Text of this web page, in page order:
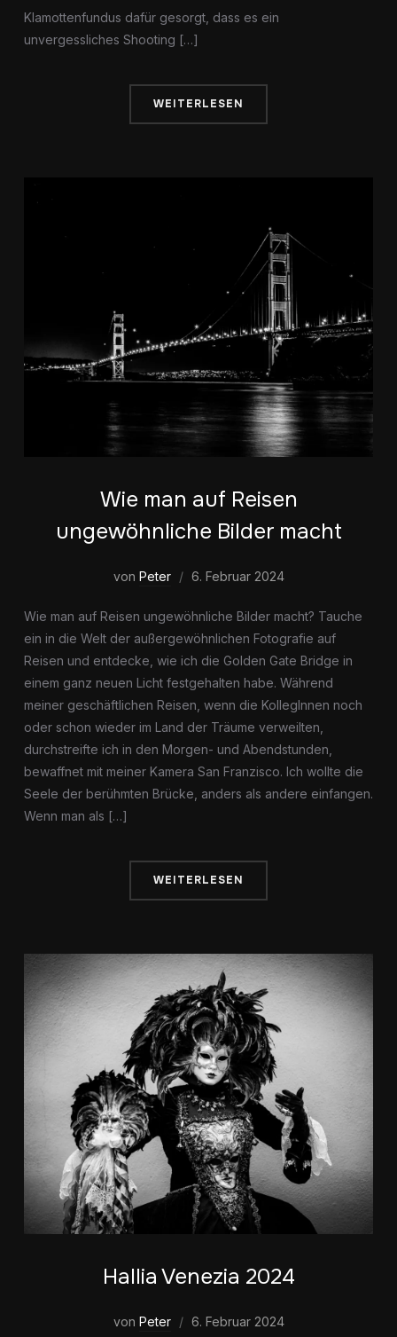
Klamottenfundus dafür gesorgt, dass es ein
unvergessliches Shooting […]
WEITERLESEN
Wie man auf Reisen
ungewöhnliche Bilder macht
von Peter 6. Februar 2024
Wie man auf Reisen ungewöhnliche Bilder macht? Tauche
ein in die Welt der außergewöhnlichen Fotografie auf
Reisen und entdecke, wie ich die Golden Gate Bridge in
einem ganz neuen Licht festgehalten habe. Während
meiner geschäftlichen Reisen, wenn die KollegInnen noch
oder schon wieder im Land der Träume verweilten,
durchstreifte ich in den Morgen- und Abendstunden,
bewaffnet mit meiner Kamera San Franzisco. Ich wollte die
Seele der berühmten Brücke, anders als andere einfangen.
Wenn man als […]
WEITERLESEN
Hallia Venezia 2024
von Peter 6. Februar 2024